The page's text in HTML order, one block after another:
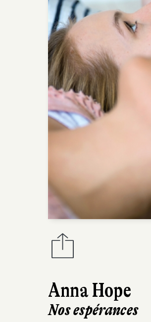
Anna Hope
Nos espérances